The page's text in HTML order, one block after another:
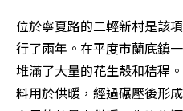
位於寧夏路的二輕新村是該
行了兩年。在平度市蘭底鎮
堆滿了大量的花生殼和秸稈
料用於供暖，經過碾壓後形